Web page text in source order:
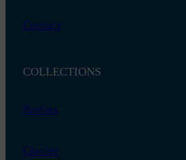
Contact
COLLECTIONS
Bettina
Glacier